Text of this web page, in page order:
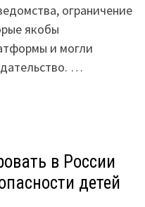
ограничение
якобы
и могли
…
в России
детей